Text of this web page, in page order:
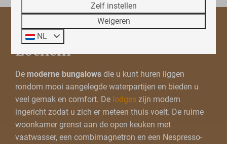
Vakantiehuis huren in
Lochem
De moderne bungalows die u kunt huren liggen
rondom mooi aangelegde waterpartijen en bieden u
veel gemak en comfort. De lodges zijn modern
ingericht zodat u zich er meteen thuis voelt. De ruime
woonkamer grenst aan de open keuken met
vaatwasser, een combimagnetron en een Nespresso-
Zelf instellen
Weigeren
NL